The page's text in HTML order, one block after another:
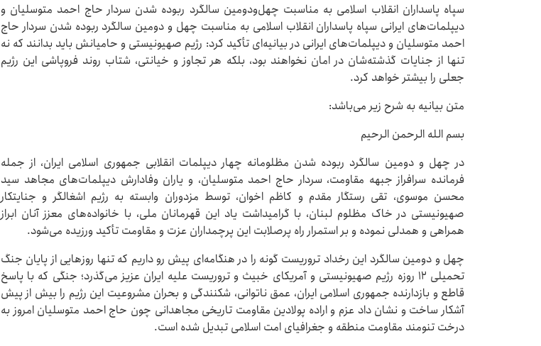
سپاه پاسداران انقلاب اسلامی به مناسبت چهل‌ودومین سالگرد ربوده شدن سردار حاج احمد متوسلیان و
دیپلمات‌های ایرانی سپاه پاسداران انقلاب اسلامی به مناسبت چهل و دومین سالگرد ربوده شدن سردار حاج
احمد متوسلیان و دیپلمات‌های ایرانی در بیانیه‌ای تأکید کرد: رژیم صهیونیستی و حامیانش باید بدانند که نه
تنها از جنایات گذشته‌شان در امان نخواهند بود، بلکه هر تجاوز و خیانتی، شتاب روند فروپاشی این رژیم
جعلی را بیشتر خواهد کرد.
متن بیانیه به شرح زیر می‌باشد:
بسم الله الرحمن الرحیم
در چهل و دومین سالگرد ربوده شدن مظلومانه چهار دیپلمات انقلابی جمهوری اسلامی ایران، از جمله
فرمانده سرافراز جبهه مقاومت، سردار حاج احمد متوسلیان، و یاران وفادارش دیپلمات‌های مجاهد سید
محسن موسوی، تقی رستگار مقدم و کاظم اخوان، توسط مزدوران وابسته به رژیم اشغالگر و جنایتکار
صهیونیستی در خاک مظلوم لبنان، با گرامیداشت یاد این قهرمانان ملی، با خانواده‌های معزز آنان ابراز
همراهی و همدلی نموده و بر استمرار راه پرصلابت این پرچمداران عزت و مقاومت تأکید ورزیده می‌شود.
چهل و دومین سالگرد این رخداد تروریست گونه را در هنگامه‌ای پیش رو داریم که تنها روزهایی از پایان جنگ
تحمیلی ۱۲ روزه رژیم صهیونیستی و آمریکای خبیث و تروریست علیه ایران عزیز می‌گذرد؛ جنگی که با پاسخ
قاطع و بازدارنده جمهوری اسلامی ایران، عمق ناتوانی، شکنندگی و بحران مشروعیت این رژیم را بیش از پیش
آشکار ساخت و نشان داد عزم و اراده پولادین مقاومت تاریخی مجاهدانی چون حاج احمد متوسلیان امروز به
درخت تنومند مقاومت منطقه و جغرافیای امت اسلامی تبدیل شده است.